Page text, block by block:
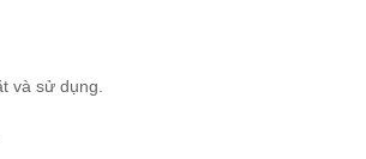
và sử dụng.